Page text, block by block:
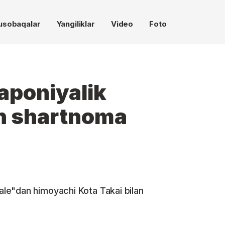
Yangiliklar Video Foto
shartnoma
himoyachi Kota Takai bilan